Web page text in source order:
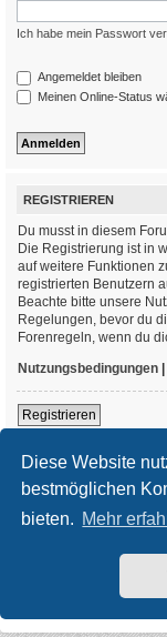
Diese Website
bestmöglichen
bieten. Mehr
Ich habe mein Passwort
Angemeldet bleiben
Meinen Online-Status
REGISTRIEREN
Du musst in diesem
Die Registrierung ist in
auf weitere Funktionen
registrierten Benutzern
Beachte bitte unsere
Regelungen, bevor du
Forenregeln, wenn du
Nutzungsbedingungen |
Registrieren
Powered by